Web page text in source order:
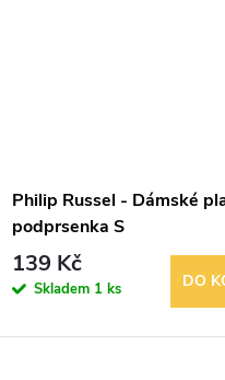
Philip Russel - Dámské
podprsenka S
139 Kč
Skladem 1 ks DO